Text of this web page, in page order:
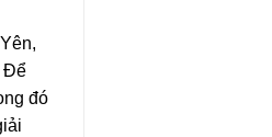
Để
đó